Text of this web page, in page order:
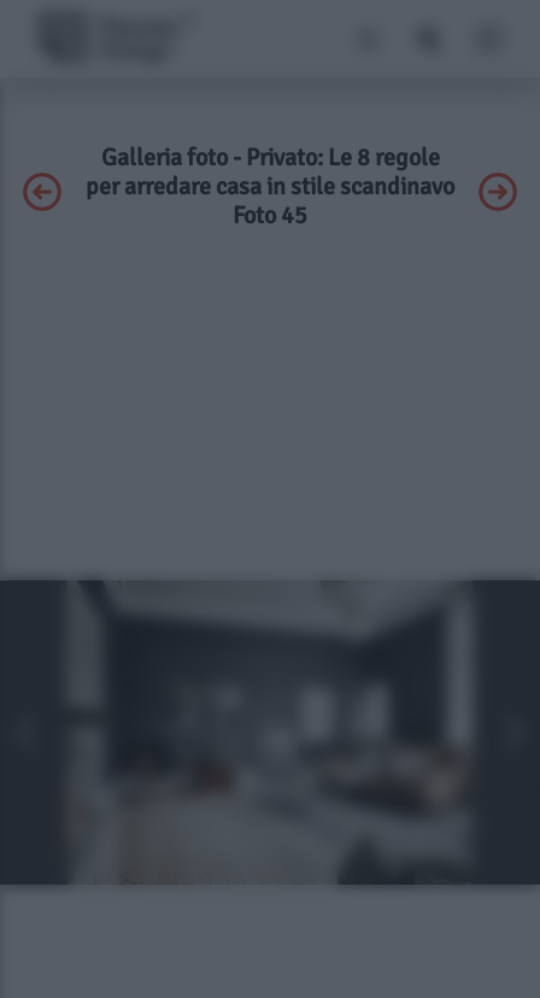
Galleria foto - Privato: Le 8 regole
per arredare casa in stile scandinavo
Foto 45